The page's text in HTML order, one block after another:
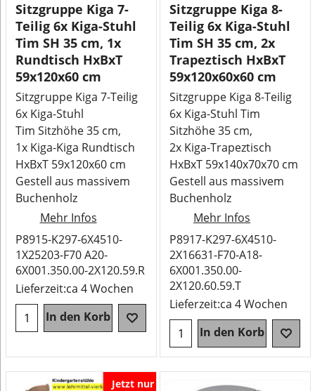
Sitzgruppe Kiga 7-
Teilig 6x Kiga-Stuhl
Tim SH 35 cm, 1x
Rundtisch HxBxT
59x120x60 cm
Sitzgruppe Kiga 7-Teilig
6x Kiga-Stuhl
Tim Sitzhöhe 35 cm,
1x Kiga-Kiga Rundtisch
HxBxT 59x120x60 cm
Gestell aus massivem
Buchenholz
Mehr Infos
P8915-K297-6X4510-
1X25203-F70 A20-
6X001.350.00-2X120.59.R
Lieferzeit:ca 4 Wochen
In den Korb
Sitzgruppe Kiga 8-
Teilig 6x Kiga-Stuhl
Tim SH 35 cm, 2x
Trapeztisch HxBxT
59x120x60x60 cm
Sitzgruppe Kiga 8-Teilig
6x Kiga-Stuhl Tim
Sitzhöhe 35 cm,
2x Kiga-Trapeztisch
HxBxT 59x140x70x70 cm
Gestell aus massivem
Buchenholz
Mehr Infos
P8917-K297-6X4510-
2X16631-F70-A18-
6X001.350.00-
2X120.60.59.T
Lieferzeit:ca 4 Wochen
In den Korb
Jetzt nur